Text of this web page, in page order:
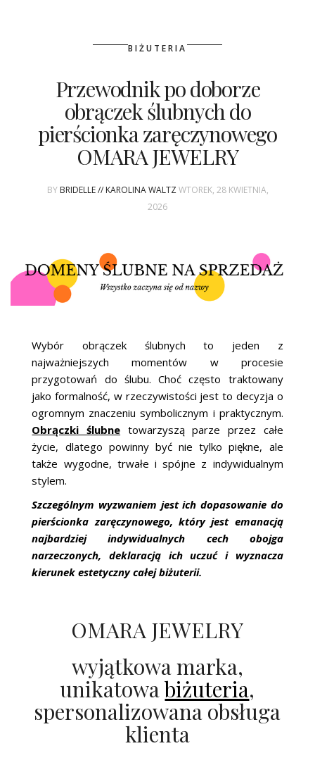
ŚLUBNE STYLE
MAGAZYNY
BIŻUTERIA
Przewodnik po doborze
obrączek ślubnych do
pierścionka zaręczynowego
OMARA JEWELRY
BY BRIDELLE // KAROLINA WALTZ WTOREK, 28 KWIETNIA,
2026
Wybór obrączek ślubnych to jeden z
najważniejszych momentów w procesie
przygotowań do ślubu. Choć często traktowany
jako formalność, w rzeczywistości jest to decyzja o
ogromnym znaczeniu symbolicznym i praktycznym.
Obrączki ślubne towarzyszą parze przez całe
życie, dlatego powinny być nie tylko piękne, ale
także wygodne, trwałe i spójne z indywidualnym
stylem.
Szczególnym wyzwaniem jest ich dopasowanie do
pierścionka zaręczynowego, który jest emanacją
najbardziej indywidualnych cech obojga
narzeczonych, deklaracją ich uczuć i wyznacza
kierunek estetyczny całej biżuterii.
OMARA JEWELRY
wyjątkowa marka,
unikatowabiżuteria,
spersonalizowana obsługa
klienta